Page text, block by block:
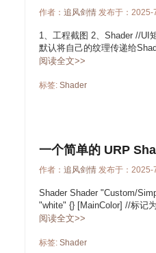
作者： 追风剑情 发布于：2025-
1、工程截图 2、Shader //UI
默认将自己的纹理传递给
阅读全文>>
标签: Shader
一个简单的 URP
作者： 追风剑情 发布于：2025-
Shader Shader "Custom/
"white" {} [MainColor] //标记
阅读全文>>
标签: Shader